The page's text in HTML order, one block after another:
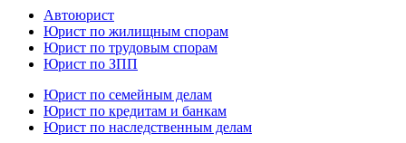
Автоюрист
Юрист по жилищным спорам
Юрист по трудовым спорам
Юрист по ЗПП
Юрист по семейным делам
Юрист по кредитам и банкам
Юрист по наследственным делам